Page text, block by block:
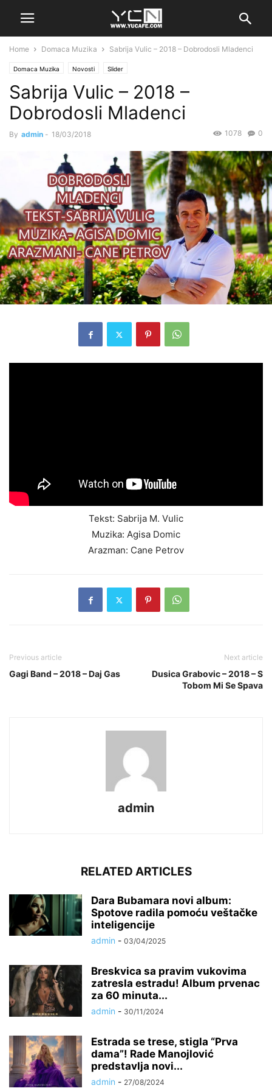
Home Domaca Muzika Sabrija Vulic – 2018 – Dobrodosli Mladenci
Domaca Muzika Novosti Slider
Sabrija Vulic – 2018 –
Dobrodosli Mladenci
By admin - 18/03/2018 0
1078
Tekst: Sabrija M. Vulic
Muzika: Agisa Domic
Arazman: Cane Petrov
Previous article
Gagi Band – 2018 – Daj Gas
Next article
Dusica Grabovic – 2018 – S
Tobom Mi Se Spava
admin
RELATED ARTICLES
Dara Bubamara novi album:
Spotove radila pomoću veštačke
inteligencije
admin - 03/04/2025
Breskvica sa pravim vukovima
zatresla estradu! Album prvenac
za 60 minuta...
admin - 30/11/2024
Estrada se trese, stigla “Prva
dama”! Rade Manojlović
predstavlja novi...
admin - 27/08/2024